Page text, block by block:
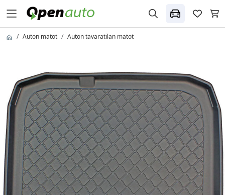
Auton matot Auton tavaratilan matot